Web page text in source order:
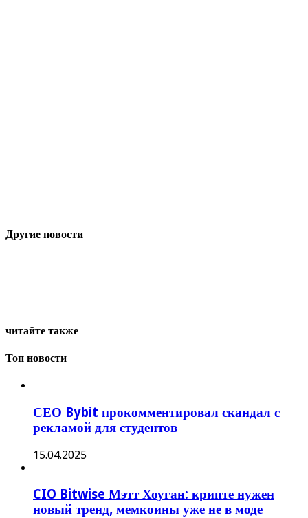
Другие новости
читайте также
Топ новости
СЕО Bybit прокомментировал скандал с
рекламой для студентов
15.04.2025
CIO Bitwise Мэтт Хоуган: крипте нужен
новый тренд, мемкоины уже не в моде